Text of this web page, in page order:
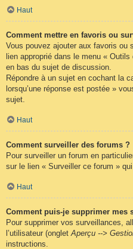
Haut
Comment mettre en favoris ou
Vous pouvez ajouter aux favoris ou
lien approprié dans le menu «
en bas du sujet de discussion.
Répondre à un sujet en cochant la
lorsqu’une réponse est postée »
sujet.
Haut
Comment surveiller des forums ?
Pour surveiller un forum en
sur le lien « Surveiller ce forum »
Haut
Comment puis-je supprimer mes
Pour supprimer vos surveillances,
l’utilisateur (onglet Aperçu -->
instructions.